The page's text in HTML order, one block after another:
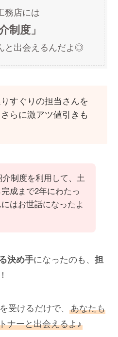
があるよ！
設置を検討している場合
持っている人や、経験豊
。
制度」
と出会えるんだよ◎
すぐりの担当さんを
らに激アツ値引きも
制度を利用して、土